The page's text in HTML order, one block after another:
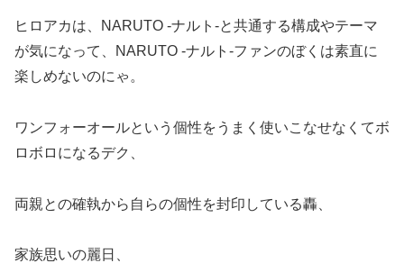
ヒロアカは、NARUTO -ナルト-と共通する構成やテーマ
が気になって、NARUTO -ナルト-ファンのぼくは素直に
楽しめないのにゃ。
ワンフォーオールという個性をうまく使いこなせなくてボ
ロボロになるデク、
両親との確執から自らの個性を封印している轟、
家族思いの麗日、